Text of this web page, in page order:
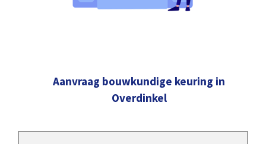
Aanvraag bouwkundige keuring in
Overdinkel